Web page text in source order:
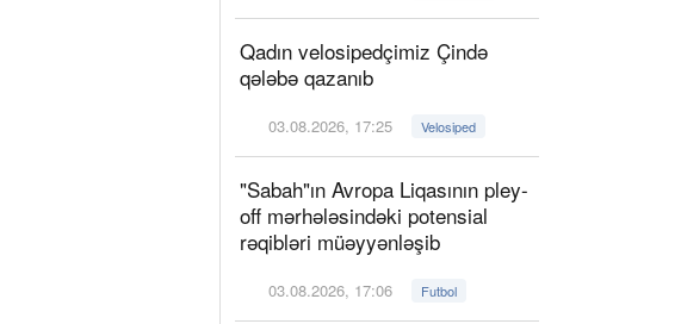
Qadın velosipedçimiz Çində
qələbə qazanıb
03.08.2026, 17:25 Velosiped
"Sabah"ın Avropa Liqasının pley-
off mərhələsindəki potensial
rəqibləri müəyyənləşib
03.08.2026, 17:06 Futbol